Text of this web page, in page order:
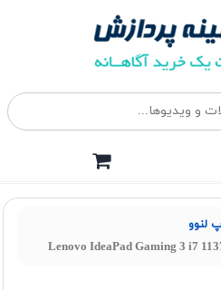
لنوو
Lenovo IdeaPad Gaming 3 i7